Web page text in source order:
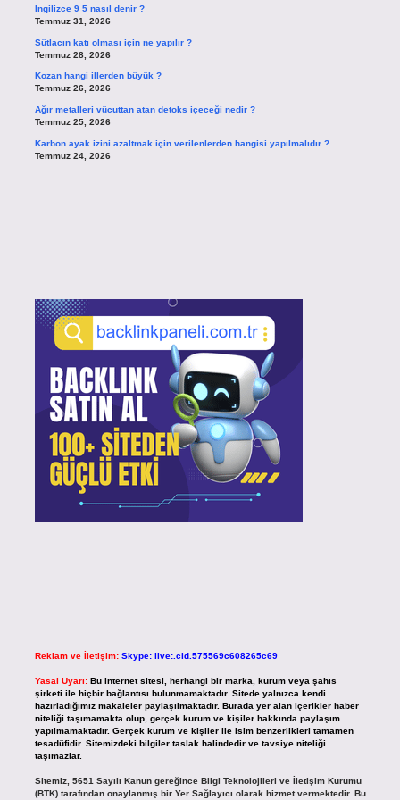
İngilizce 9 5 nasıl denir ?
Temmuz 31, 2026
Sütlacın katı olması için ne yapılır ?
Temmuz 28, 2026
Kozan hangi illerden büyük ?
Temmuz 26, 2026
Ağır metalleri vücuttan atan detoks içeceği nedir ?
Temmuz 25, 2026
Karbon ayak izini azaltmak için verilenlerden hangisi yapılmalıdır ?
Temmuz 24, 2026
Reklam ve İletişim: Skype: live:.cid.575569c608265c69
Yasal Uyarı: Bu internet sitesi, herhangi bir marka, kurum veya şahıs
şirketi ile hiçbir bağlantısı bulunmamaktadır. Sitede yalnızca kendi
hazırladığımız makaleler paylaşılmaktadır. Burada yer alan içerikler haber
niteliği taşımamakta olup, gerçek kurum ve kişiler hakkında paylaşım
yapılmamaktadır. Gerçek kurum ve kişiler ile isim benzerlikleri tamamen
tesadüfidir. Sitemizdeki bilgiler taslak halindedir ve tavsiye niteliği
taşımazlar.
Sitemiz, 5651 Sayılı Kanun gereğince Bilgi Teknolojileri ve İletişim Kurumu
(BTK) tarafından onaylanmış bir Yer Sağlayıcı olarak hizmet vermektedir. Bu